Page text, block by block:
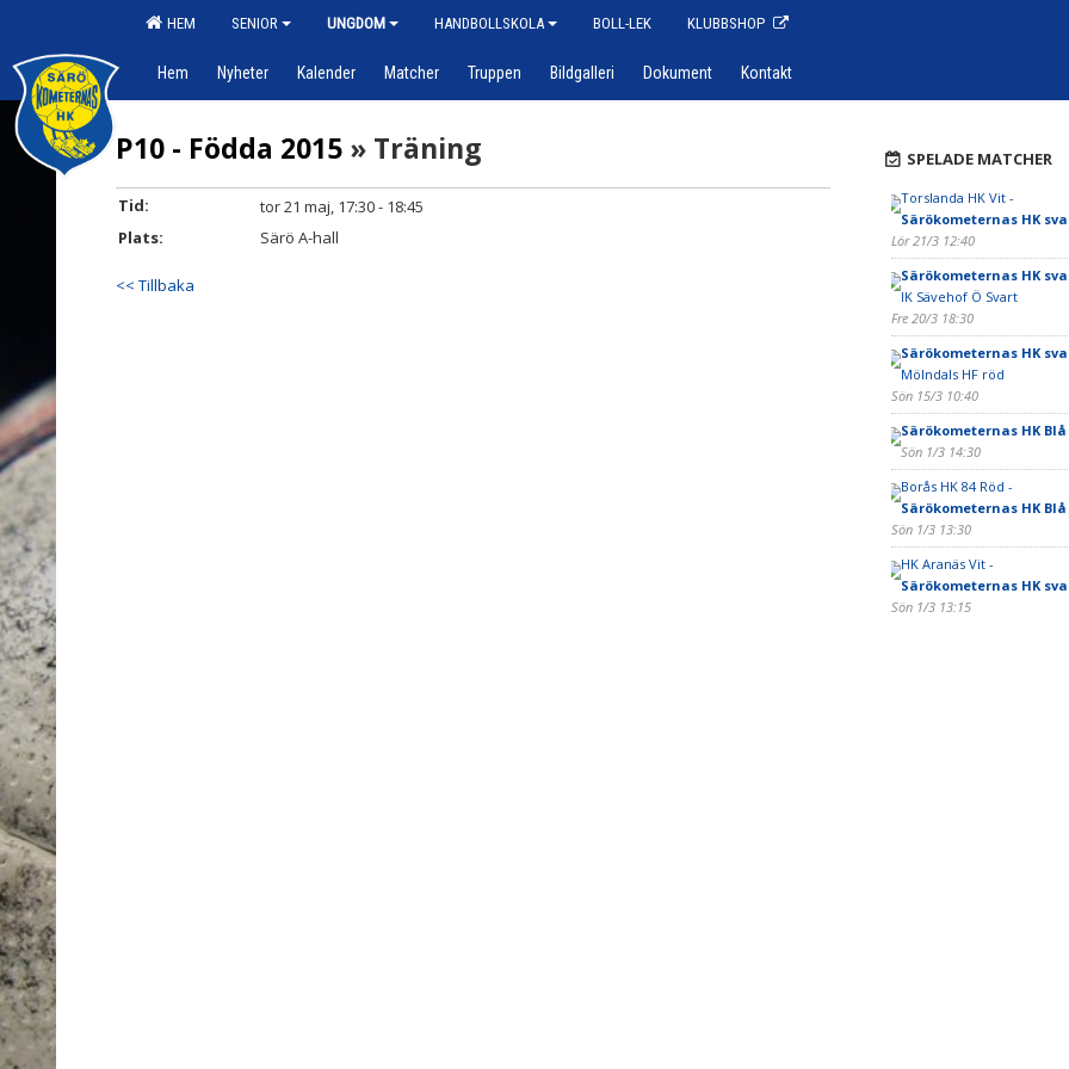
HEM SENIOR UNGDOM HANDBOLLSKOLA BOLL-LEK KLUBBSHOP
Hem Nyheter Kalender Matcher Truppen Bildgalleri Dokument Kontakt
P10 - Födda 2015 » Träning
Tid:
tor 21 maj, 17:30 - 18:45
Plats:
Särö A-hall
<< Tillbaka
SPELADE MATCHER
Torslanda HK Vit -
Särökometernas HK
Lör 21/3 12:40
Särökometernas HK
IK Sävehof Ö Svart
Fre 20/3 18:30
Särökometernas HK
Mölndals HF röd
Sön 15/3 10:40
Särökometernas HK Blå
Sön 1/3 14:30
Borås HK 84 Röd -
Särökometernas HK Blå
Sön 1/3 13:30
HK Aranäs Vit -
Särökometernas HK
Sön 1/3 13:15